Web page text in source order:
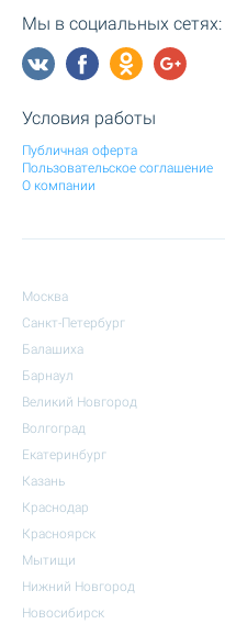
Мы в социальных сетях:
Условия работы
Публичная оферта
Пользовательское соглашение
О компании
Москва
Санкт-Петербург
Балашиха
Барнаул
Великий Новгород
Волгоград
Екатеринбург
Казань
Краснодар
Красноярск
Мытищи
Нижний Новгород
Новосибирск